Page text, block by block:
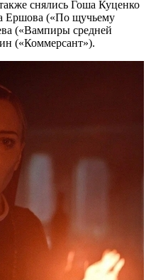
снялись Гоша Куценко
Ершова («По щучьему
(«Вампиры средней
(«Коммерсант»).